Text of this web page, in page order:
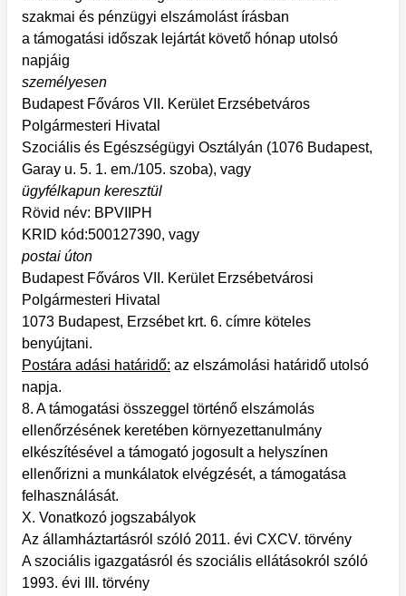
szakmai és pénzügyi elszámolást írásban
a támogatási időszak lejártát követő hónap utolsó
napjáig
személyesen
Budapest Főváros VII. Kerület Erzsébetváros
Polgármesteri Hivatal
Szociális és Egészségügyi Osztályán (1076 Budapest,
Garay u. 5. 1. em./105. szoba), vagy
ügyfélkapun keresztül
Rövid név: BPVIIPH
KRID kód:500127390, vagy
postai úton
Budapest Főváros VII. Kerület Erzsébetvárosi
Polgármesteri Hivatal
1073 Budapest, Erzsébet krt. 6. címre köteles
benyújtani.
Postára adási határidő: az elszámolási határidő utolsó
napja.
8. A támogatási összeggel történő elszámolás
ellenőrzésének keretében környezettanulmány
elkészítésével a támogató jogosult a helyszínen
ellenőrizni a munkálatok elvégzését, a támogatása
felhasználását.
X. Vonatkozó jogszabályok
Az államháztartásról szóló 2011. évi CXCV. törvény
A szociális igazgatásról és szociális ellátásokról szóló
1993. évi III. törvény